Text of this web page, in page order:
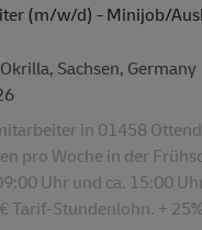
(m/w/d) - Minijob/
Sachsen, Germany
in 01458
pro Woche in der
Uhr und ca. 15:00
Tarif-Stundenlohn. + 25%